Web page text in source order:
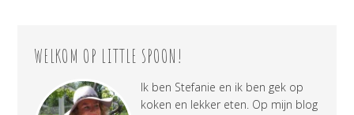
WELKOM OP LITTLE SPOON!
Ik ben Stefanie en ik ben gek op
koken en lekker eten. Op mijn blog